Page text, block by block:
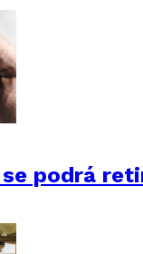
podrá